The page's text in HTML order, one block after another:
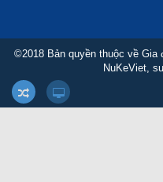
©2018 Bản quyền thuộc về Gia
NuKeViet,